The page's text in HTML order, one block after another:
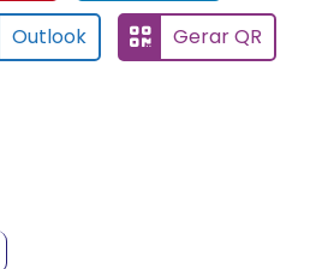
Outlook Gerar QR